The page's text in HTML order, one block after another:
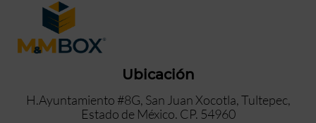
Ubicación
H.Ayuntamiento #8G, San Juan Xocotla, Tultepec,
Estado de México. CP. 54960